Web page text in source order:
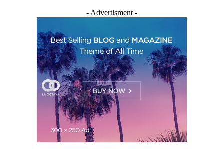
- Advertisment -